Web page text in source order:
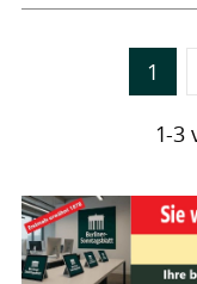
1
1-3